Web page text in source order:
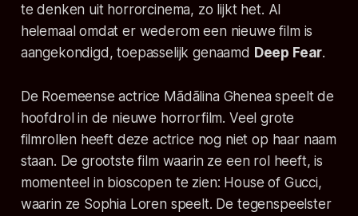
te denken uit horrorcinema, zo lijkt het. Al
helemaal omdat er wederom een nieuwe film is
aangekondigd, toepasselijk genaamd Deep Fear.
De Roemeense actrice Mãdãlina Ghenea speelt de
hoofdrol in de nieuwe horrorfilm. Veel grote
filmrollen heeft deze actrice nog niet op haar naam
staan. De grootste film waarin ze een rol heeft, is
momenteel in bioscopen te zien: House of Gucci,
waarin ze Sophia Loren speelt. De tegenspeelster